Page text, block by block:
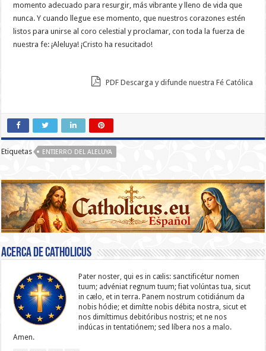
momento adecuado para resurgir, más vibrante y lleno de vida que
nunca. Y cuando llegue ese momento, que nuestros corazones estén
listos para unirse al coro celestial y proclamar, con toda la fuerza de
nuestra fe: ¡Aleluya! ¡Cristo ha resucitado!
PDF Descarga y difunde nuestra Fé Católica
Etiquetas ENTIERRO DEL ALELUYA
Acerca de catholicus
Pater noster, qui es in cælis: sanc­ti­ficétur nomen
tuum; advéniat regnum tuum; fiat volúntas tua, sicut
in cælo, et in terra. Panem nostrum cotidiánum da
nobis hódie; et dimítte nobis débita nostra, sicut et
nos dimíttimus debitóribus nostris; et ne nos
indúcas in ten­ta­tiónem; sed líbera nos a malo.
Amen.